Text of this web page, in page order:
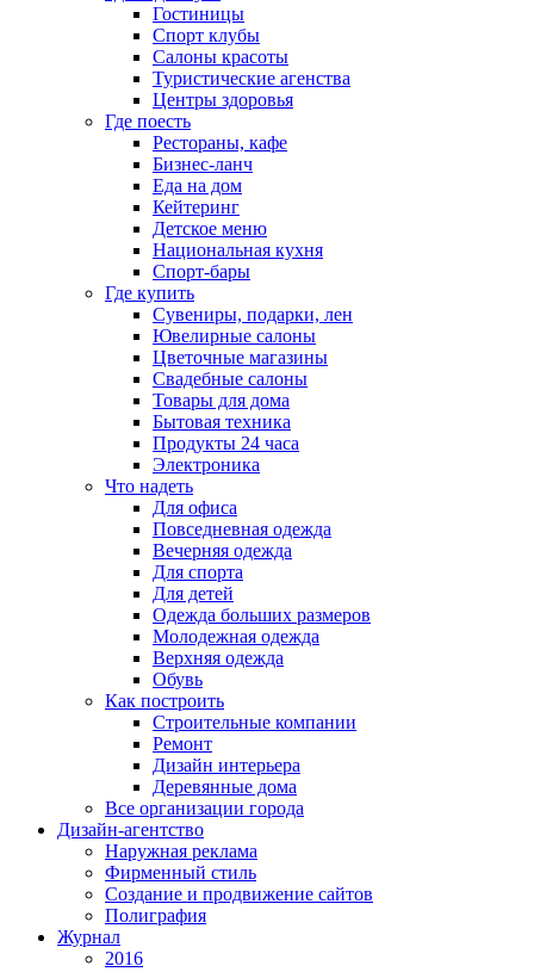
Гостиницы
Спорт клубы
Салоны красоты
Туристические агенства
Центры здоровья
Где поесть
Рестораны, кафе
Бизнес-ланч
Еда на дом
Кейтеринг
Детское меню
Национальная кухня
Спорт-бары
Где купить
Сувениры, подарки, лен
Ювелирные салоны
Цветочные магазины
Свадебные салоны
Товары для дома
Бытовая техника
Продукты 24 часа
Электроника
Что надеть
Для офиса
Повседневная одежда
Вечерняя одежда
Для спорта
Для детей
Одежда больших размеров
Молодежная одежда
Верхняя одежда
Обувь
Как построить
Строительные компании
Ремонт
Дизайн интерьера
Деревянные дома
Все организации города
Дизайн-агентство
Наружная реклама
Фирменный стиль
Создание и продвижение сайтов
Полиграфия
Журнал
2016